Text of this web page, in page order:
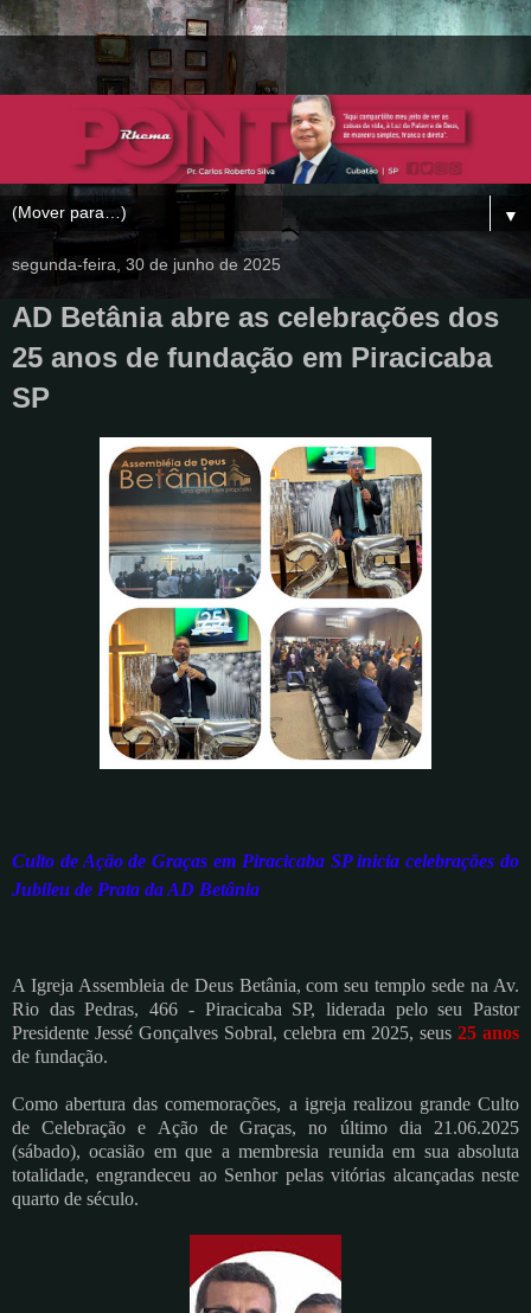
▼
segunda-feira, 30 de junho de 2025
AD Betânia abre as celebrações dos
25 anos de fundação em Piracicaba
SP
Culto de Ação de Graças em Piracicaba SP inicia celebrações do
Jubileu de Prata da AD Betânia
A Igreja Assembleia de Deus Betânia, com seu templo sede na Av.
Rio das Pedras, 466 - Piracicaba SP, liderada pelo seu Pastor
Presidente Jessé Gonçalves Sobral, celebra em 2025, seus 25 anos
de fundação.
Como abertura das comemorações, a igreja realizou grande Culto
de Celebração e Ação de Graças, no último dia 21.06.2025
(sábado), ocasião em que a membresia reunida em sua absoluta
totalidade, engrandeceu ao Senhor pelas vitórias alcançadas neste
quarto de século.